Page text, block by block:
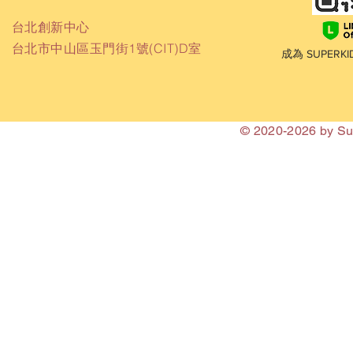
台北創新中心
台北市中山區玉門街1號(CIT)D室
成為
© 2020-2026 by